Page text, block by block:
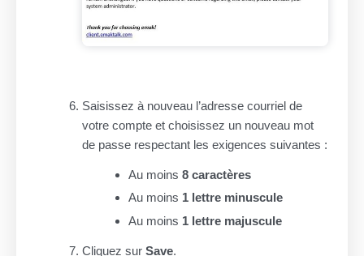
Saisissez à nouveau l’adresse courriel de
votre compte et choisissez un nouveau mot
de passe respectant les exigences suivantes :
Au moins 8 caractères
Au moins 1 lettre minuscule
Au moins 1 lettre majuscule
Cliquez sur Save.